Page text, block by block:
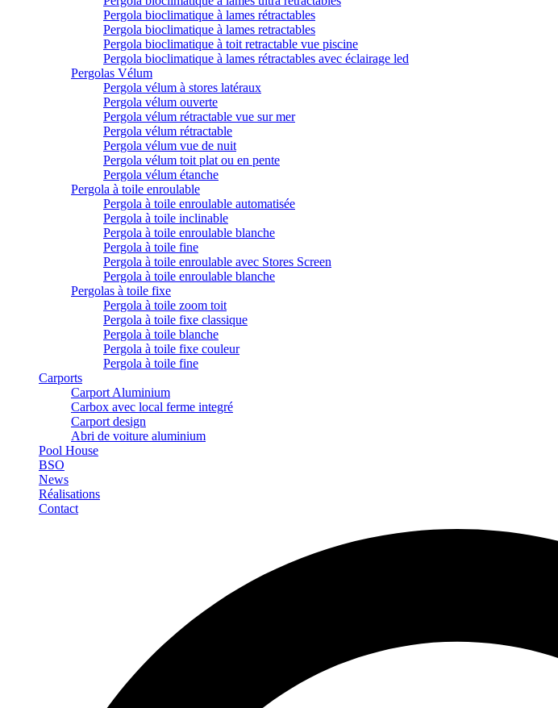
Pergola bioclimatique à lames rétractables
Pergola bioclimatique à lames retractables
Pergola bioclimatique à toit retractable vue piscine
Pergola bioclimatique à lames rétractables avec éclairage led
Pergolas Vélum
Pergola vélum à stores latéraux
Pergola vélum ouverte
Pergola vélum rétractable vue sur mer
Pergola vélum rétractable
Pergola vélum vue de nuit
Pergola vélum toit plat ou en pente
Pergola vélum étanche
Pergola à toile enroulable
Pergola à toile enroulable automatisée
Pergola à toile inclinable
Pergola à toile enroulable blanche
Pergola à toile fine
Pergola à toile enroulable avec Stores Screen
Pergola à toile enroulable blanche
Pergolas à toile fixe
Pergola à toile zoom toit
Pergola à toile fixe classique
Pergola à toile blanche
Pergola à toile fixe couleur
Pergola à toile fine
Carports
Carport Aluminium
Carbox avec local ferme integré
Carport design
Abri de voiture aluminium
Pool House
BSO
News
Réalisations
Contact